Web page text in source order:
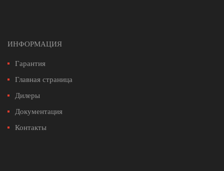
ИНФОРМАЦИЯ
Гарантия
Главная страница
Дилеры
Документация
Контакты